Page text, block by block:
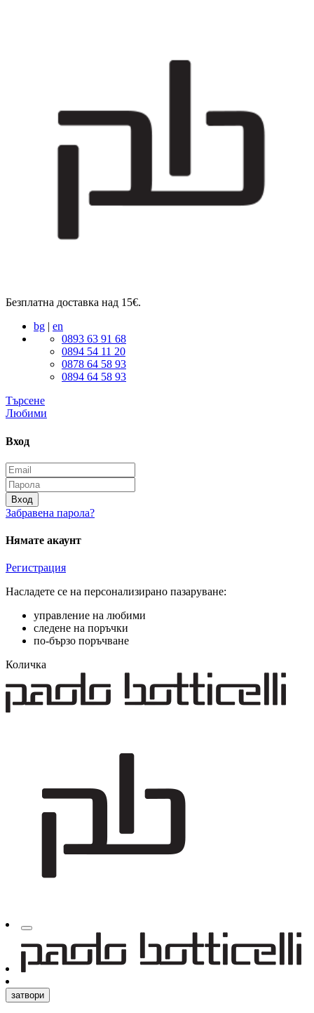
Безплатна доставка над 15€.
bg | en
0893 63 91 68
0894 54 11 20
0878 64 58 93
0894 64 58 93
Търсене
Любими
Вход
Вход
Забравена парола?
Нямате акаунт
Регистрация
Насладете се на персонализирано пазаруване:
управление на любими
следене на поръчки
по-бързо поръчване
Количка
затвори